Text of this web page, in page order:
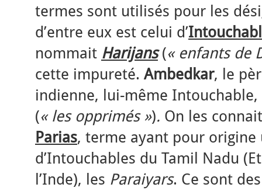
termes sont utilisés pour les
d’entre eux est celui d’
nommait Harijans(« enfants de
cette impureté. Ambedkar, le
indienne, lui-même
(« les opprimés »). On les
Parias, terme ayant pour origine
d’Intouchables du Tamil Nadu
l’Inde), les Paraiyars. Ce sont